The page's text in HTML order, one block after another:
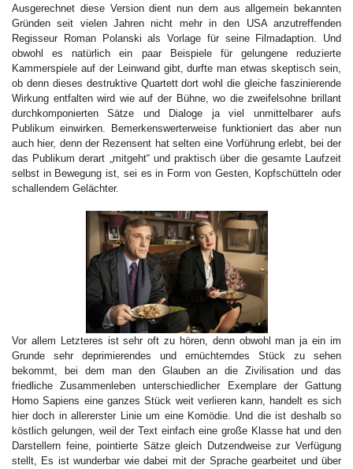
Ausgerechnet diese Version dient nun dem aus allgemein bekannten
Gründen seit vielen Jahren nicht mehr in den USA anzutreffenden
Regisseur Roman Polanski als Vorlage für seine Filmadaption. Und
obwohl es natürlich ein paar Beispiele für gelungene reduzierte
Kammerspiele auf der Leinwand gibt, durfte man etwas skeptisch sein,
ob denn dieses destruktive Quartett dort wohl die gleiche faszinierende
Wirkung entfalten wird wie auf der Bühne, wo die zweifelsohne brillant
durchkomponierten Sätze und Dialoge ja viel unmittelbarer aufs
Publikum einwirken. Bemerkenswerterweise funktioniert das aber nun
auch hier, denn der Rezensent hat selten eine Vorführung erlebt, bei der
das Publikum derart „mitgeht“ und praktisch über die gesamte Laufzeit
selbst in Bewegung ist, sei es in Form von Gesten, Kopfschütteln oder
schallendem Gelächter.
Vor allem Letzteres ist sehr oft zu hören, denn obwohl man ja ein im
Grunde sehr deprimierendes und ernüchterndes Stück zu sehen
bekommt, bei dem man den Glauben an die Zivilisation und das
friedliche Zusammenleben unterschiedlicher Exemplare der Gattung
Homo Sapiens eine ganzes Stück weit verlieren kann, handelt es sich
hier doch in allererster Linie um eine Komödie. Und die ist deshalb so
köstlich gelungen, weil der Text einfach eine große Klasse hat und den
Darstellern feine, pointierte Sätze gleich Dutzendweise zur Verfügung
stellt, Es ist wunderbar wie dabei mit der Sprache gearbeitet und über